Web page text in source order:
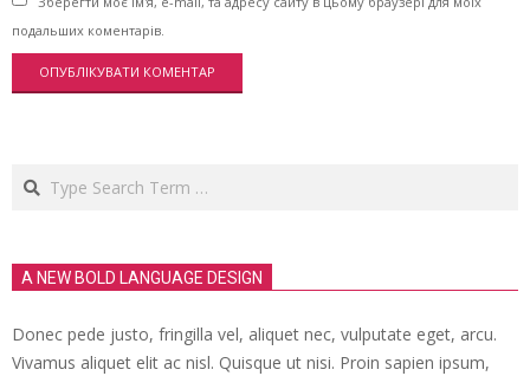
подальших коментарів.
Search
A NEW BOLD LANGUAGE DESIGN
Donec pede justo, fringilla vel, aliquet nec, vulputate eget, arcu.
Vivamus aliquet elit ac nisl. Quisque ut nisi. Proin sapien ipsum,